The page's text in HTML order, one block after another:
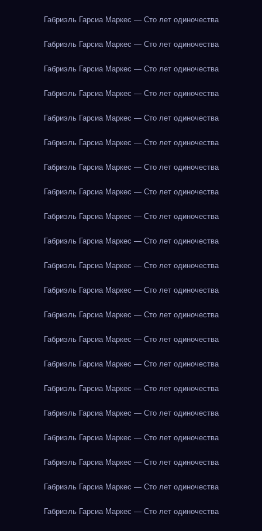
Габриэль Гарсиа Маркес — Сто лет одиночества
Габриэль Гарсиа Маркес — Сто лет одиночества
Габриэль Гарсиа Маркес — Сто лет одиночества
Габриэль Гарсиа Маркес — Сто лет одиночества
Габриэль Гарсиа Маркес — Сто лет одиночества
Габриэль Гарсиа Маркес — Сто лет одиночества
Габриэль Гарсиа Маркес — Сто лет одиночества
Габриэль Гарсиа Маркес — Сто лет одиночества
Габриэль Гарсиа Маркес — Сто лет одиночества
Габриэль Гарсиа Маркес — Сто лет одиночества
Габриэль Гарсиа Маркес — Сто лет одиночества
Габриэль Гарсиа Маркес — Сто лет одиночества
Габриэль Гарсиа Маркес — Сто лет одиночества
Габриэль Гарсиа Маркес — Сто лет одиночества
Габриэль Гарсиа Маркес — Сто лет одиночества
Габриэль Гарсиа Маркес — Сто лет одиночества
Габриэль Гарсиа Маркес — Сто лет одиночества
Габриэль Гарсиа Маркес — Сто лет одиночества
Габриэль Гарсиа Маркес — Сто лет одиночества
Габриэль Гарсиа Маркес — Сто лет одиночества
Габриэль Гарсиа Маркес — Сто лет одиночества